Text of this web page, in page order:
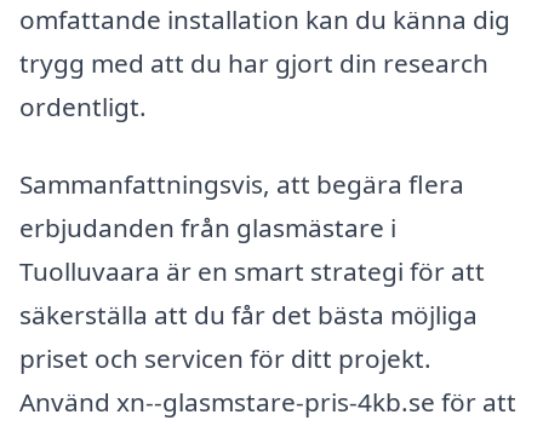
omfattande installation kan du känna dig
trygg med att du har gjort din research
ordentligt.
Sammanfattningsvis, att begära flera
erbjudanden från glasmästare i
Tuolluvaara är en smart strategi för att
säkerställa att du får det bästa möjliga
priset och servicen för ditt projekt.
Använd xn--glasmstare-pris-4kb.se för att